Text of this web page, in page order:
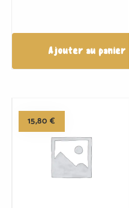
Ajouter au panier
15,80€